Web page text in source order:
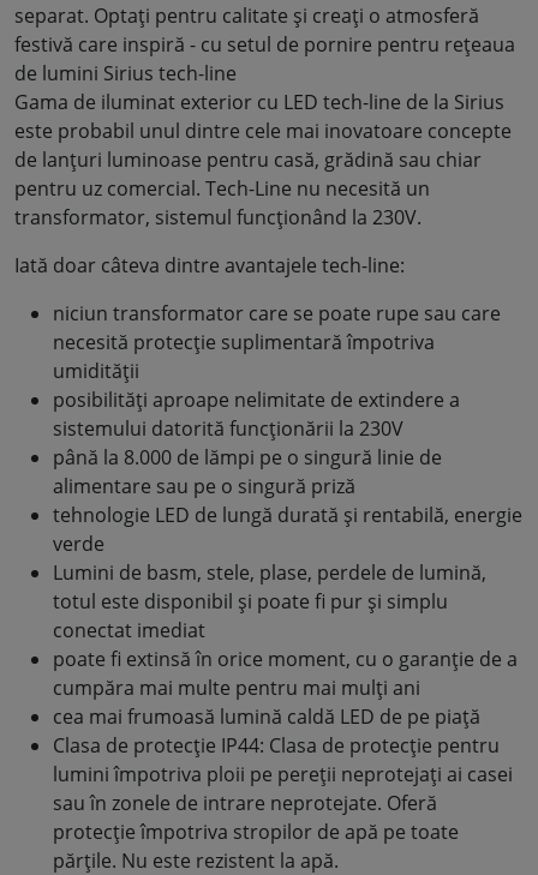
separat. Optați pentru calitate și creați o atmosferă
festivă care inspiră - cu setul de pornire pentru rețeaua
de lumini Sirius tech-line
Gama de iluminat exterior cu LED tech-line de la Sirius
este probabil unul dintre cele mai inovatoare concepte
de lanțuri luminoase pentru casă, grădină sau chiar
pentru uz comercial. Tech-Line nu necesită un
transformator, sistemul funcționând la 230V.
Iată doar câteva dintre avantajele tech-line:
niciun transformator care se poate rupe sau care
necesită protecție suplimentară împotriva
umidității
posibilități aproape nelimitate de extindere a
sistemului datorită funcționării la 230V
până la 8.000 de lămpi pe o singură linie de
alimentare sau pe o singură priză
tehnologie LED de lungă durată și rentabilă, energie
verde
Lumini de basm, stele, plase, perdele de lumină,
totul este disponibil și poate fi pur și simplu
conectat imediat
poate fi extinsă în orice moment, cu o garanție de a
cumpăra mai multe pentru mai mulți ani
cea mai frumoasă lumină caldă LED de pe piață
Clasa de protecție IP44: Clasa de protecție pentru
lumini împotriva ploii pe pereții neprotejați ai casei
sau în zonele de intrare neprotejate. Oferă
protecție împotriva stropilor de apă pe toate
părțile. Nu este rezistent la apă.